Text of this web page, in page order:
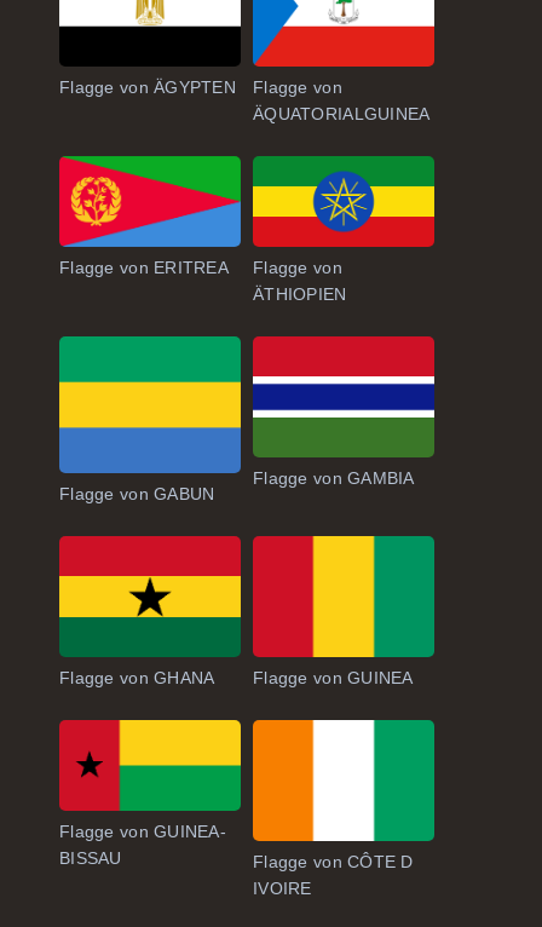
Flagge von ÄGYPTEN
Flagge von
ÄQUATORIALGUINEA
Flagge von ERITREA
Flagge von
ÄTHIOPIEN
Flagge von GABUN
Flagge von GAMBIA
Flagge von GHANA Flagge von GUINEA
Flagge von GUINEA-
BISSAU
Flagge von CÔTE D
IVOIRE